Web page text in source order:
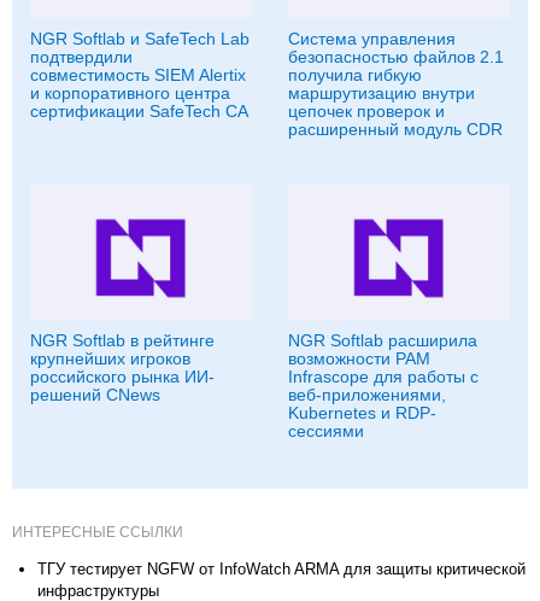
NGR Softlab и SafeTech Lab
подтвердили
совместимость SIEM Alertix
и корпоративного центра
сертификации SafeTech CA
Система управления
безопасностью файлов 2.1
получила гибкую
маршрутизацию внутри
цепочек проверок и
расширенный модуль CDR
NGR Softlab в рейтинге
крупнейших игроков
российского рынка ИИ-
решений CNews
NGR Softlab расширила
возможности PAM
Infrascope для работы с
веб-приложениями,
Kubernetes и RDP-
сессиями
ИНТЕРЕСНЫЕ ССЫЛКИ
ТГУ тестирует NGFW от InfoWatch ARMA для защиты критической
инфраструктуры